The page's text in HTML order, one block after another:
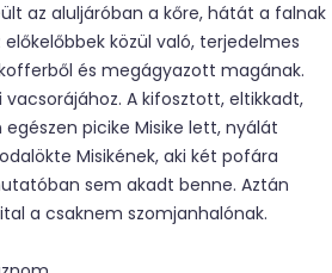
az aluljáróban a kőre, hátát a falnak
közül való, terjedelmes
és megágyazott magának.
A kifosztott, eltikkadt,
picike Misike lett, nyálát
Misikének, aki két pofára
sem akadt benne. Aztán
a csaknem szomjanhalónak.